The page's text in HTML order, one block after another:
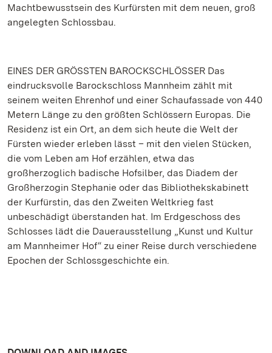
Machtbewusstsein des Kurfürsten mit dem neuen, groß
angelegten Schlossbau.
EINES DER GRÖSSTEN BAROCKSCHLÖSSER Das
eindrucksvolle Barockschloss Mannheim zählt mit
seinem weiten Ehrenhof und einer Schaufassade von 440
Metern Länge zu den größten Schlössern Europas. Die
Residenz ist ein Ort, an dem sich heute die Welt der
Fürsten wieder erleben lässt – mit den vielen Stücken,
die vom Leben am Hof erzählen, etwa das
großherzoglich badische Hofsilber, das Diadem der
Großherzogin Stephanie oder das Bibliothekskabinett
der Kurfürstin, das den Zweiten Weltkrieg fast
unbeschädigt überstanden hat. Im Erdgeschoss des
Schlosses lädt die Dauerausstellung „Kunst und Kultur
am Mannheimer Hof“ zu einer Reise durch verschiedene
Epochen der Schlossgeschichte ein.